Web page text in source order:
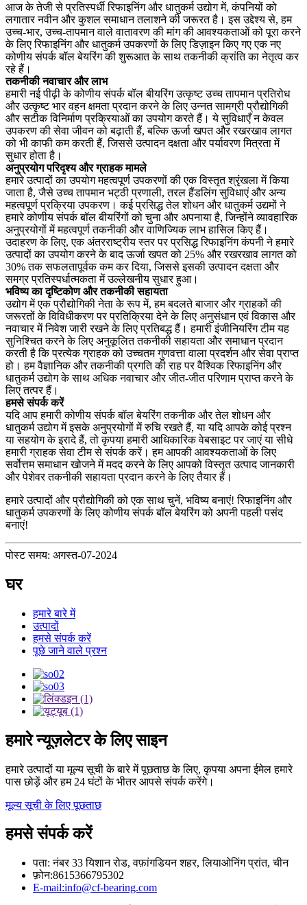
आज के तेजी से प्रतिस्पर्धी रिफाइनिंग और धातुकर्म उद्योग में, कंपनियों को
लगातार नवीन और कुशल समाधान तलाशने की जरूरत है। इस उद्देश्य से, हम
उच्च-भार, उच्च-तापमान वाले वातावरण की मांग की आवश्यकताओं को पूरा करने
के लिए रिफाइनिंग और धातुकर्म उपकरणों के लिए डिज़ाइन किए गए एक नए
कोणीय संपर्क बॉल बेयरिंग की शुरूआत के साथ तकनीकी क्रांति का नेतृत्व कर
रहे हैं।
तकनीकी नवाचार और लाभ
हमारी नई पीढ़ी के कोणीय संपर्क बॉल बीयरिंग उत्कृष्ट उच्च तापमान प्रतिरोध
और उत्कृष्ट भार वहन क्षमता प्रदान करने के लिए उन्नत सामग्री प्रौद्योगिकी
और सटीक विनिर्माण प्रक्रियाओं का उपयोग करते हैं। ये सुविधाएँ न केवल
उपकरण की सेवा जीवन को बढ़ाती हैं, बल्कि ऊर्जा खपत और रखरखाव लागत
को भी काफी कम करती हैं, जिससे उत्पादन दक्षता और पर्यावरण मित्रता में
सुधार होता है।
अनुप्रयोग परिदृश्य और ग्राहक मामले
हमारे उत्पादों का उपयोग महत्वपूर्ण उपकरणों की एक विस्तृत श्रृंखला में किया
जाता है, जैसे उच्च तापमान भट्ठी प्रणाली, तरल हैंडलिंग सुविधाएं और अन्य
महत्वपूर्ण प्रक्रिया उपकरण। कई प्रसिद्ध तेल शोधन और धातुकर्म उद्यमों ने
हमारे कोणीय संपर्क बॉल बीयरिंगों को चुना और अपनाया है, जिन्होंने व्यावहारिक
अनुप्रयोगों में महत्वपूर्ण तकनीकी और वाणिज्यिक लाभ हासिल किए हैं।
उदाहरण के लिए, एक अंतरराष्ट्रीय स्तर पर प्रसिद्ध रिफाइनिंग कंपनी ने हमारे
उत्पादों का उपयोग करने के बाद ऊर्जा खपत को 25% और रखरखाव लागत को
30% तक सफलतापूर्वक कम कर दिया, जिससे इसकी उत्पादन दक्षता और
समग्र प्रतिस्पर्धात्मकता में उल्लेखनीय सुधार हुआ।
भविष्य का दृष्टिकोण और तकनीकी सहायता
उद्योग में एक प्रौद्योगिकी नेता के रूप में, हम बदलते बाजार और ग्राहकों की
जरूरतों के विविधीकरण पर प्रतिक्रिया देने के लिए अनुसंधान एवं विकास और
नवाचार में निवेश जारी रखने के लिए प्रतिबद्ध हैं। हमारी इंजीनियरिंग टीम यह
सुनिश्चित करने के लिए अनुकूलित तकनीकी सहायता और समाधान प्रदान
करती है कि प्रत्येक ग्राहक को उच्चतम गुणवत्ता वाला प्रदर्शन और सेवा प्राप्त
हो। हम वैज्ञानिक और तकनीकी प्रगति की राह पर वैश्विक रिफाइनिंग और
धातुकर्म उद्योग के साथ अधिक नवाचार और जीत-जीत परिणाम प्राप्त करने के
लिए तत्पर हैं।
हमसे संपर्क करें
यदि आप हमारी कोणीय संपर्क बॉल बेयरिंग तकनीक और तेल शोधन और
धातुकर्म उद्योग में इसके अनुप्रयोगों में रुचि रखते हैं, या यदि आपके कोई प्रश्न
या सहयोग के इरादे हैं, तो कृपया हमारी आधिकारिक वेबसाइट पर जाएं या सीधे
हमारी ग्राहक सेवा टीम से संपर्क करें। हम आपकी आवश्यकताओं के लिए
सर्वोत्तम समाधान खोजने में मदद करने के लिए आपको विस्तृत उत्पाद जानकारी
और पेशेवर तकनीकी सहायता प्रदान करने के लिए तैयार हैं।
हमारे उत्पादों और प्रौद्योगिकी को एक साथ चुनें, भविष्य बनाएं! रिफाइनिंग और
धातुकर्म उपकरणों के लिए कोणीय संपर्क बॉल बेयरिंग को अपनी पहली पसंद
बनाएं!
पोस्ट समय: अगस्त-07-2024
घर
हमारे बारे में
उत्पादों
हमसे संपर्क करें
पूछे जाने वाले प्रश्न
हमारे न्यूज़लेटर के लिए साइन
हमारे उत्पादों या मूल्य सूची के बारे में पूछताछ के लिए, कृपया अपना ईमेल हमारे
पास छोड़ें और हम 24 घंटों के भीतर आपसे संपर्क करेंगे।
मूल्य सूची के लिए पूछताछ
हमसे संपर्क करें
पता: नंबर 33 यिशान रोड, वफ़ांगडियन शहर, लियाओनिंग प्रांत, चीन
फ़ोन:8615366795302
E-mail:info@cf-bearing.com